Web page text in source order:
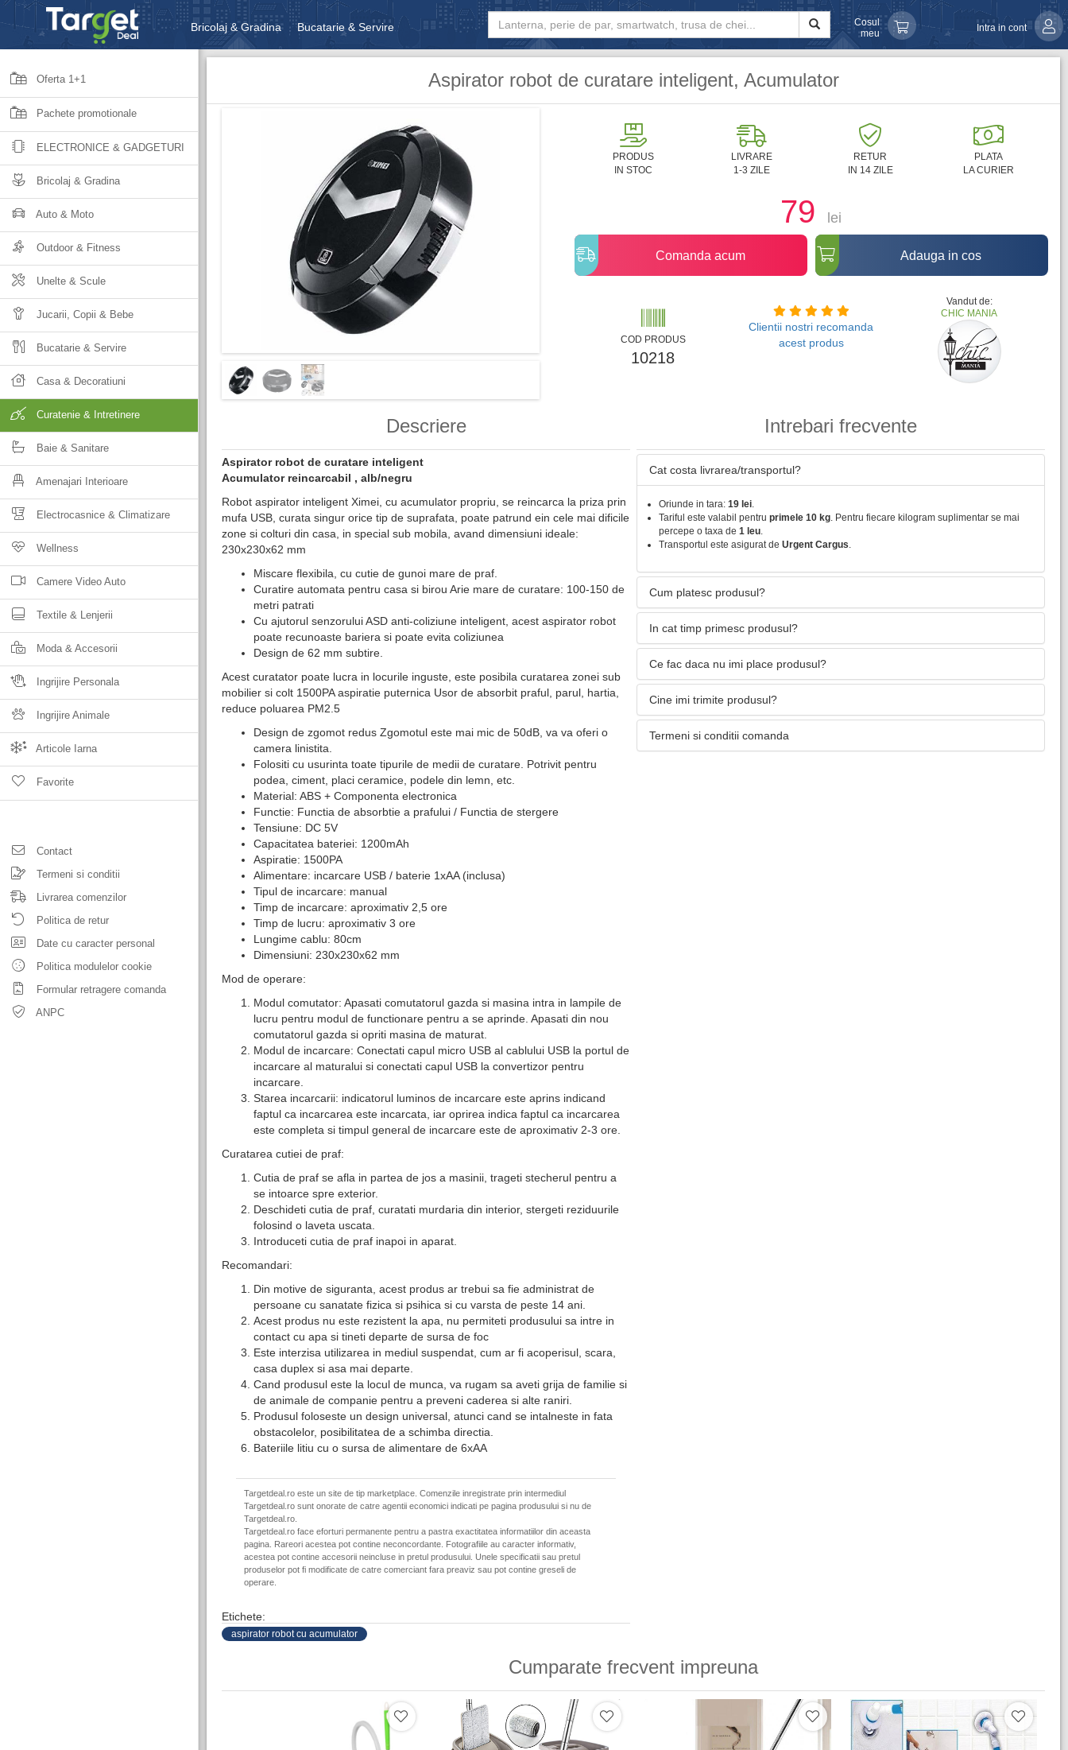
Bricolaj & Gradina Bucatarie & Servire
Unelte & Scule Jucarii, Copii & Bebe
Cosul
meu
Intra in cont
Oferta 1+1
Pachete promotionale
ELECTRONICE & GADGETURI
Bricolaj & Gradina
Auto & Moto
Outdoor & Fitness
Unelte & Scule
Jucarii, Copii & Bebe
Bucatarie & Servire
Casa & Decoratiuni
Curatenie & Intretinere
Baie & Sanitare
Amenajari Interioare
Electrocasnice & Climatizare
Wellness
Camere Video Auto
Textile & Lenjerii
Moda & Accesorii
Ingrijire Personala
Ingrijire Animale
Articole Iarna
Favorite
Contact
Termeni si conditii
Livrarea comenzilor
Politica de retur
Date cu caracter personal
Politica modulelor cookie
Formular retragere comanda
ANPC
Aspirator robot de curatare inteligent, Acumulator
PRODUS
IN STOC
LIVRARE
1-3 ZILE
RETUR
IN 14 ZILE
PLATA
LA CURIER
79 lei
Comanda acum Adauga in cos
COD PRODUS
10218
Clientii nostri recomanda
acest produs
Vandut de:
CHIC MANIA
Descriere
Aspirator robot de curatare inteligent
Acumulator reincarcabil , alb/negru
Robot aspirator inteligent Ximei, cu acumulator propriu, se reincarca la priza prin
mufa USB, curata singur orice tip de suprafata, poate patrund ein cele mai dificile
zone si colturi din casa, in special sub mobila, avand dimensiuni ideale:
230x230x62 mm
Miscare flexibila, cu cutie de gunoi mare de praf.
Curatire automata pentru casa si birou Arie mare de curatare: 100-150 de
metri patrati
Cu ajutorul senzorului ASD anti-coliziune inteligent, acest aspirator robot
poate recunoaste bariera si poate evita coliziunea
Design de 62 mm subtire.
Acest curatator poate lucra in locurile inguste, este posibila curatarea zonei sub
mobilier si colt 1500PA aspiratie puternica Usor de absorbit praful, parul, hartia,
reduce poluarea PM2.5
Design de zgomot redus Zgomotul este mai mic de 50dB, va va oferi o
camera linistita.
Folositi cu usurinta toate tipurile de medii de curatare. Potrivit pentru
podea, ciment, placi ceramice, podele din lemn, etc.
Material: ABS + Componenta electronica
Functie: Functia de absorbtie a prafului / Functia de stergere
Tensiune: DC 5V
Capacitatea bateriei: 1200mAh
Aspiratie: 1500PA
Alimentare: incarcare USB / baterie 1xAA (inclusa)
Tipul de incarcare: manual
Timp de incarcare: aproximativ 2,5 ore
Timp de lucru: aproximativ 3 ore
Lungime cablu: 80cm
Dimensiuni: 230x230x62 mm
Mod de operare:
Modul comutator: Apasati comutatorul gazda si masina intra in lampile de
lucru pentru modul de functionare pentru a se aprinde. Apasati din nou
comutatorul gazda si opriti masina de maturat.
Modul de incarcare: Conectati capul micro USB al cablului USB la portul de
incarcare al maturalui si conectati capul USB la convertizor pentru
incarcare.
Starea incarcarii: indicatorul luminos de incarcare este aprins indicand
faptul ca incarcarea este incarcata, iar oprirea indica faptul ca incarcarea
este completa si timpul general de incarcare este de aproximativ 2-3 ore.
Curatarea cutiei de praf:
Cutia de praf se afla in partea de jos a masinii, trageti stecherul pentru a
se intoarce spre exterior.
Deschideti cutia de praf, curatati murdaria din interior, stergeti reziduurile
folosind o laveta uscata.
Introduceti cutia de praf inapoi in aparat.
Recomandari:
Din motive de siguranta, acest produs ar trebui sa fie administrat de
persoane cu sanatate fizica si psihica si cu varsta de peste 14 ani.
Acest produs nu este rezistent la apa, nu permiteti produsului sa intre in
contact cu apa si tineti departe de sursa de foc
Este interzisa utilizarea in mediul suspendat, cum ar fi acoperisul, scara,
casa duplex si asa mai departe.
Cand produsul este la locul de munca, va rugam sa aveti grija de familie si
de animale de companie pentru a preveni caderea si alte raniri.
Produsul foloseste un design universal, atunci cand se intalneste in fata
obstacolelor, posibilitatea de a schimba directia.
Bateriile litiu cu o sursa de alimentare de 6xAA
Targetdeal.ro este un site de tip marketplace. Comenzile inregistrate prin intermediul
Targetdeal.ro sunt onorate de catre agentii economici indicati pe pagina produsului si nu de
Targetdeal.ro.
Targetdeal.ro face eforturi permanente pentru a pastra exactitatea informatiilor din aceasta
pagina. Rareori acestea pot contine neconcordante. Fotografiile au caracter informativ,
acestea pot contine accesorii neincluse in pretul produsului. Unele specificatii sau pretul
produselor pot fi modificate de catre comerciant fara preaviz sau pot contine greseli de
operare.
Etichete:
aspirator robot cu acumulator
Intrebari frecvente
Cat costa livrarea/transportul?
Oriunde in tara: 19 lei.
Tariful este valabil pentru primele 10 kg. Pentru fiecare kilogram suplimentar se mai
percepe o taxa de 1 leu.
Transportul este asigurat de Urgent Cargus.
Cum platesc produsul?
In cat timp primesc produsul?
Ce fac daca nu imi place produsul?
Cine imi trimite produsul?
Termeni si conditii comanda
Cumparate frecvent impreuna